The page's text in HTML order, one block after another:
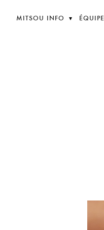
MITSOU INFO ÉQUIPE